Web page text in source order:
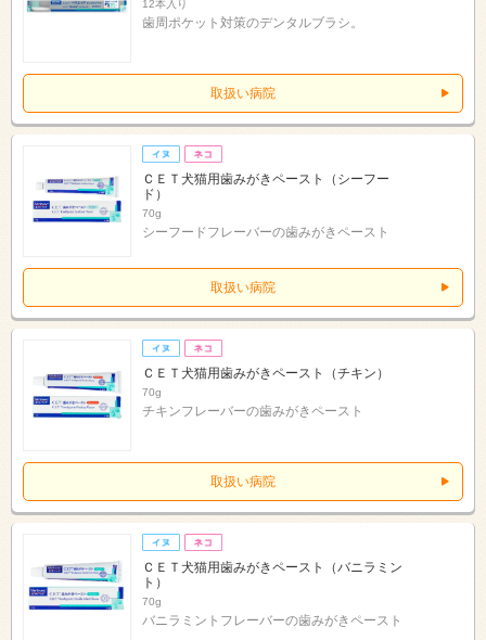
12本入り
歯周ポケット対策のデンタルブラシ。
取扱い病院
ＣＥＴ犬猫用歯みがきペースト（シーフー
ド）
70g
シーフードフレーバーの歯みがきペースト
取扱い病院
ＣＥＴ犬猫用歯みがきペースト（チキン）
70g
チキンフレーバーの歯みがきペースト
取扱い病院
ＣＥＴ犬猫用歯みがきペースト（バニラミン
ト）
70g
バニラミントフレーバーの歯みがきペースト